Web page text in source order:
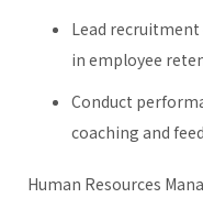
Lead
in employee
Conduct
coaching and
Human Resources